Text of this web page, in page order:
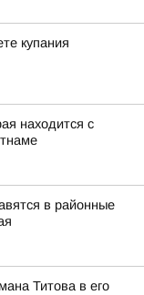
купания
находится с
в районные
Титова в его